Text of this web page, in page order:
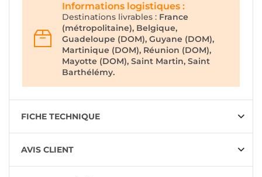
Informations logistiques :
Destinations livrables : France
(métropolitaine), Belgique,
Guadeloupe (DOM), Guyane (DOM),
Martinique (DOM), Réunion (DOM),
Mayotte (DOM), Saint Martin, Saint
Barthélémy.
FICHE TECHNIQUE
AVIS CLIENT